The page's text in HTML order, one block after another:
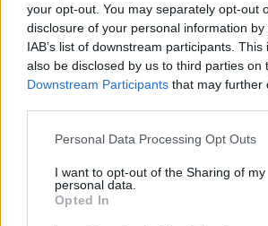
your opt-out. You may separately opt-out
disclosure of your personal information
IAB’s list of downstream participants.
also be disclosed by us to third parties on
Downstream Participants that may further
Personal Data Processing Opt Outs
I want to opt-out of the Sharing of my
personal data.
Opted In
ευρώ για κάθε επιπλέον
του πρώτου.
- Ως αριθμός εξαρτώμενων τέκνων
άθροισμα κοινών και μη κοινών
τέκνων.